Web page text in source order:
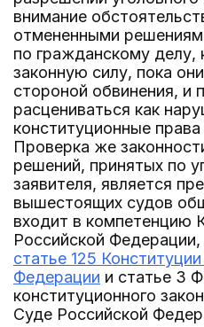
внимание
отмененными
по гражданскому делу,
законную силу, пока
стороной обвинения, и
расцениваться как
конституционные
Проверка же
решений, принятых по
заявителя, является
вышестоящих судов
входит в компетенцию
Российской
статье 125
Федерации и статье 3
конституционного
Суде Российской